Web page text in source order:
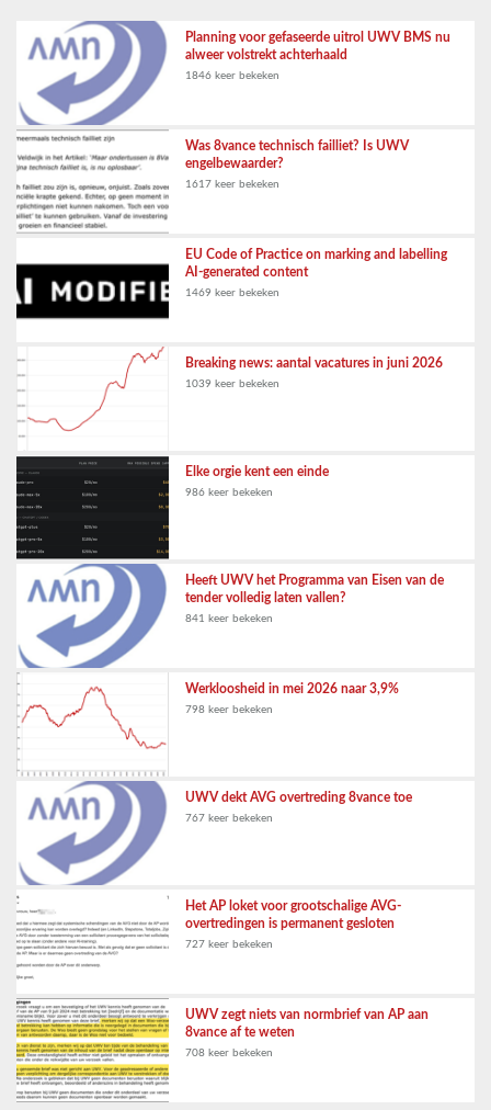
Planning voor gefaseerde uitrol UWV BMS nu
alweer volstrekt achterhaald
1846 keer bekeken
Was 8vance technisch failliet? Is UWV
engelbewaarder?
1617 keer bekeken
EU Code of Practice on marking and labelling
AI-generated content
1469 keer bekeken
Breaking news: aantal vacatures in juni 2026
1039 keer bekeken
Elke orgie kent een einde
986 keer bekeken
Heeft UWV het Programma van Eisen van de
tender volledig laten vallen?
841 keer bekeken
Werkloosheid in mei 2026 naar 3,9%
798 keer bekeken
UWV dekt AVG overtreding 8vance toe
767 keer bekeken
Het AP loket voor grootschalige AVG-
overtredingen is permanent gesloten
727 keer bekeken
UWV zegt niets van normbrief van AP aan
8vance af te weten
708 keer bekeken